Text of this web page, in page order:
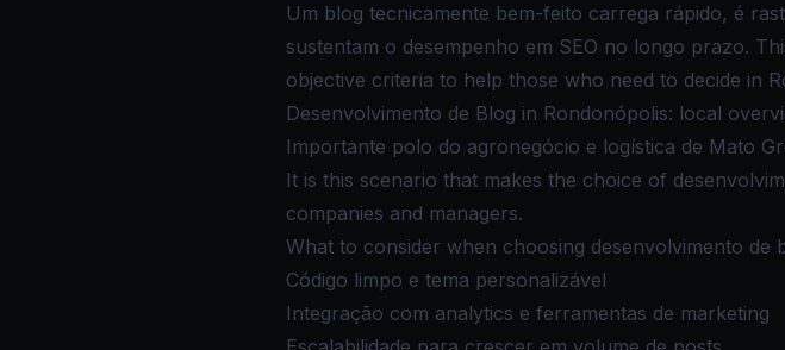
Um blog tecnicamente bem-feito carrega rápido, é
sustentam o desempenho em SEO no longo prazo.
objective criteria to help those who need to decide in
Desenvolvimento de Blog in Rondonópolis: local
Importante polo do agronegócio e logística de Mato
It is this scenario that makes the choice of
companies and managers.
What to consider when choosing desenvolvimento de
Código limpo e tema personalizável
Integração com analytics e ferramentas de marketing